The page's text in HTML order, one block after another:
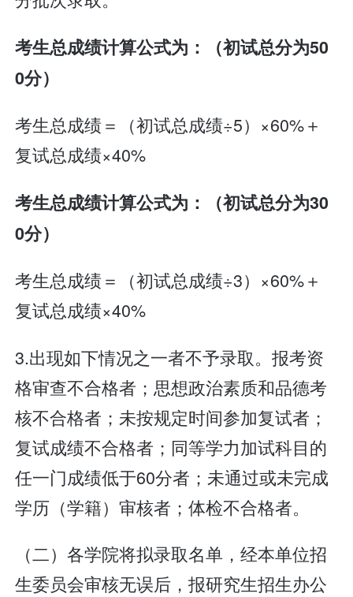
考生总成绩计算公式为：（初试总分为50
0分）
考生总成绩＝（初试总成绩÷5）×60%＋
复试总成绩×40%
考生总成绩计算公式为：（初试总分为30
0分）
考生总成绩＝（初试总成绩÷3）×60%＋
复试总成绩×40%
3.出现如下情况之一者不予录取。报考资
格审查不合格者；思想政治素质和品德考
核不合格者；未按规定时间参加复试者；
复试成绩不合格者；同等学力加试科目的
任一门成绩低于60分者；未通过或未完成
学历（学籍）审核者；体检不合格者。
（二）各学院将拟录取名单，经本单位招
生委员会审核无误后，报研究生招生办公